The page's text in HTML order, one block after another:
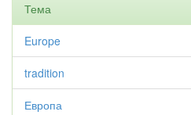
Тема
Europe
tradition
Европа